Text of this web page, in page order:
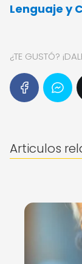
Lenguaje y
¿TE GUSTÓ?
Articulos